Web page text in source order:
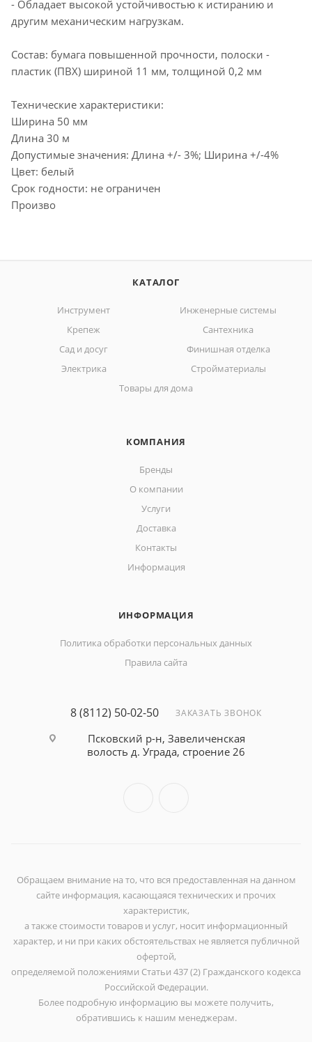
- Обладает высокой устойчивостью к истиранию и
другим механическим нагрузкам.
Состав: бумага повышенной прочности, полоски -
пластик (ПВХ) шириной 11 мм, толщиной 0,2 мм
Технические характеристики:
Ширина 50 мм
Длина 30 м
Допустимые значения: Длина +/- 3%; Ширина +/-4%
Цвет: белый
Срок годности: не ограничен
Произво
КАТАЛОГ
Инструмент
Инженерные системы
Крепеж
Сантехника
Сад и досуг
Финишная отделка
Электрика
Стройматериалы
Товары для дома
КОМПАНИЯ
Бренды
О компании
Услуги
Доставка
Контакты
Информация
ИНФОРМАЦИЯ
Политика обработки персональных данных
Правила сайта
8 (8112) 50-02-50 ЗАКАЗАТЬ ЗВОНОК
Псковский р-н, Завеличенская
волость д. Уграда, строение 26
Обращаем внимание на то, что вся предоставленная на данном
сайте информация, касающаяся технических и прочих
характеристик,
а также стоимости товаров и услуг, носит информационный
характер, и ни при каких обстоятельствах не является публичной
офертой,
определяемой положениями Статьи 437 (2) Гражданского кодекса
Российской Федерации.
Более подробную информацию вы можете получить,
обратившись к нашим менеджерам.